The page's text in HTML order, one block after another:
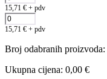
15,71 € + pdv
15,71 € + pdv
Broj odabranih proizvoda:
Ukupna cijena: 0,00 €